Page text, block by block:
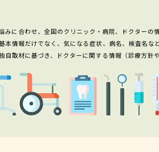
みに合わせ、全国のクリニック・病院、ドクターの
情報だけでなく、気になる症状、病名、検査名な
自取材に基づき、ドクターに関する情報（診療方針